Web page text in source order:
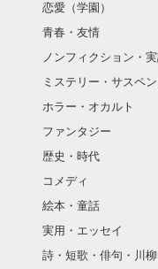
恋愛（学園）
青春・友情
ノンフィクション・
ミステリー・サスペ
ホラー・オカルト
ファンタジー
歴史・時代
コメディ
絵本・童話
実用・エッセイ
詩・短歌・俳句・川柳